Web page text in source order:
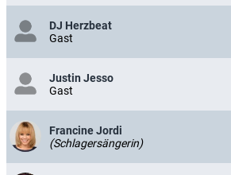
DJ Herzbeat
Gast
Justin Jesso
Gast
Francine Jordi
(Schlagersängerin)